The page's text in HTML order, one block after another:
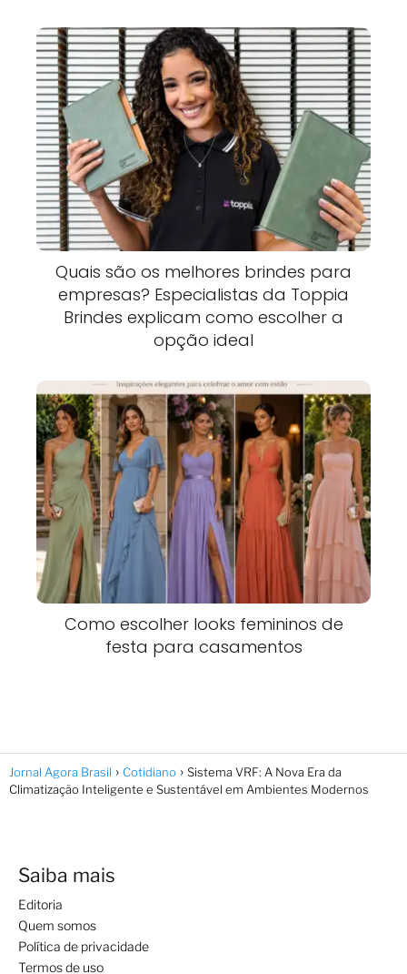
Quais são os melhores brindes para
empresas? Especialistas da Toppia
Brindes explicam como escolher a
opção ideal
Como escolher looks femininos de
festa para casamentos
Jornal Agora Brasil Cotidiano
Sistema VRF: A Nova Era da
Climatização Inteligente e Sustentável em Ambientes Modernos
Saiba mais
Editoria
Quem somos
Política de privacidade
Termos de uso